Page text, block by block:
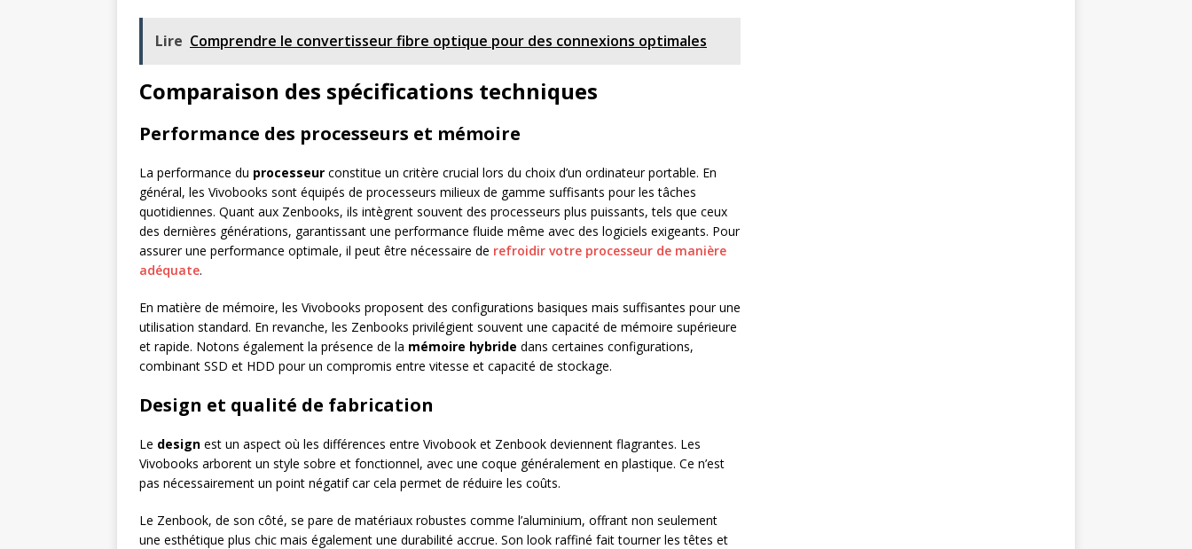
Lire Comprendre le convertisseur fibre optique pour des connexions optimales
Comparaison des spécifications techniques
Performance des processeurs et mémoire
La performance du processeur constitue un critère crucial lors du choix d’un ordinateur portable. En
général, les Vivobooks sont équipés de processeurs milieux de gamme suffisants pour les tâches
quotidiennes. Quant aux Zenbooks, ils intègrent souvent des processeurs plus puissants, tels que ceux
des dernières générations, garantissant une performance fluide même avec des logiciels exigeants. Pour
assurer une performance optimale, il peut être nécessaire de refroidir votre processeur de manière
adéquate.
En matière de mémoire, les Vivobooks proposent des configurations basiques mais suffisantes pour une
utilisation standard. En revanche, les Zenbooks privilégient souvent une capacité de mémoire supérieure
et rapide. Notons également la présence de la mémoire hybride dans certaines configurations,
combinant SSD et HDD pour un compromis entre vitesse et capacité de stockage.
Design et qualité de fabrication
Le design est un aspect où les différences entre Vivobook et Zenbook deviennent flagrantes. Les
Vivobooks arborent un style sobre et fonctionnel, avec une coque généralement en plastique. Ce n’est
pas nécessairement un point négatif car cela permet de réduire les coûts.
Le Zenbook, de son côté, se pare de matériaux robustes comme l’aluminium, offrant non seulement
une esthétique plus chic mais également une durabilité accrue. Son look raffiné fait tourner les têtes et